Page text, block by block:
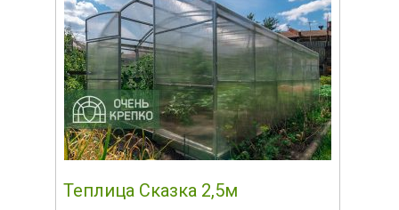
Теплица Сказка 2,5м